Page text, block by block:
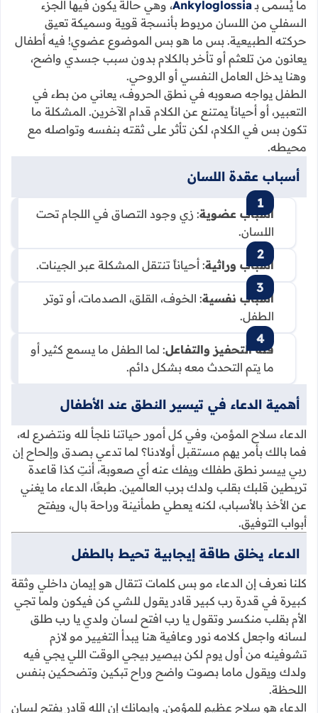
ما يُسمى بـAnkyloglossia، وهي حالة يكون فيها الجزء
السفلي من اللسان مربوط بأنسجة قوية وسميكة تعيق
حركته الطبيعية. بس ما هو بس الموضوع عضوي! فيه أطفال
يعانون من تلعثم أو تأخر بالكلام بدون سبب جسدي واضح،
وهنا يدخل العامل النفسي أو الروحي.
الطفل يواجه صعوبه في نطق الحروف، يعاني من بطء في
التعبير، أو أحياناً يمتنع عن الكلام قدام الآخرين. المشكلة ما
تكون بس في الكلام، لكن تأثر على ثقته بنفسه وتواصله مع
محيطه.
أسباب عقدة اللسان
أسباب عضوية: زي وجود التصاق في اللجام تحت
اللسان.
أسباب وراثية: أحياناً تنتقل المشكلة عبر الجينات.
أسباب نفسية: الخوف، القلق، الصدمات، أو توتر
الطفل.
قلة التحفيز والتفاعل: لما الطفل ما يسمع كثير أو
ما يتم التحدث معه بشكل دائم.
أهمية الدعاء في تيسير النطق عند الأطفال
الدعاء سلاح المؤمن، وفي كل أمور حياتنا نلجأ لله ونتضرع له،
فما بالك بأمر يهم مستقبل أولادنا؟ لما تدعي بصدق وإلحاح إن
ربي ييسر نطق طفلك ويفك عنه أي صعوبة، أنتِ كذا قاعدة
تربطين قلبك بقلب ولدك برب العالمين. طبعًا، الدعاء ما يغني
عن الأخذ بالأسباب، لكنه يعطي طمأنينة وراحة بال، ويفتح
أبواب التوفيق.
الدعاء يخلق طاقة إيجابية تحيط بالطفل
كلنا نعرف إن الدعاء مو بس كلمات تتقال هو إيمان داخلي وثقة
كبيرة في قدرة رب كبير قادر يقول للشي كن فيكون ولما تجي
الأم بقلب منكسر وتقول يا رب افتح لسان ولدي يا رب طلق
لسانه واجعل كلامه نور وعافية هنا يبدأ التغيير مو لازم
تشوفينه من أول يوم لكن بيصير بيجي الوقت اللي يجي فيه
ولدك ويقول ماما بصوت واضح وراح تبكين وتضحكين بنفس
اللحظة.
الدعاء هو سلاح عظيم للمؤمن. وإيمانك إن الله قادر يفتح لسان